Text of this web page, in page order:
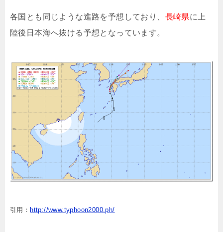
各国とも同じような進路を予想しており、 長崎県に上
陸後日本海へ抜ける予想となっています。
引用： http://www.typhoon2000.ph/